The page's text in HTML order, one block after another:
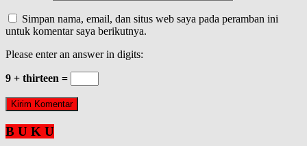
Simpan nama, email, dan situs web saya pada peramban ini
untuk komentar saya berikutnya.
Please enter an answer in digits:
9 + thirteen =
B U K U